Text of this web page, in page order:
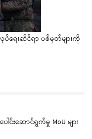
ရေးဆိုင်ရာ ပစ်မှတ်များကို
င်းဆောင်ရွက်မှု MoU များ